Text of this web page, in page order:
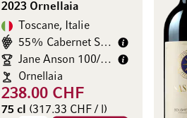
2023 Ornellaia
Toscane, Italie
55% Cabernet Sauvignon
Jane Anson 100/100
Ornellaia
238.00 CHF
75 cl (317.33 CHF / l)